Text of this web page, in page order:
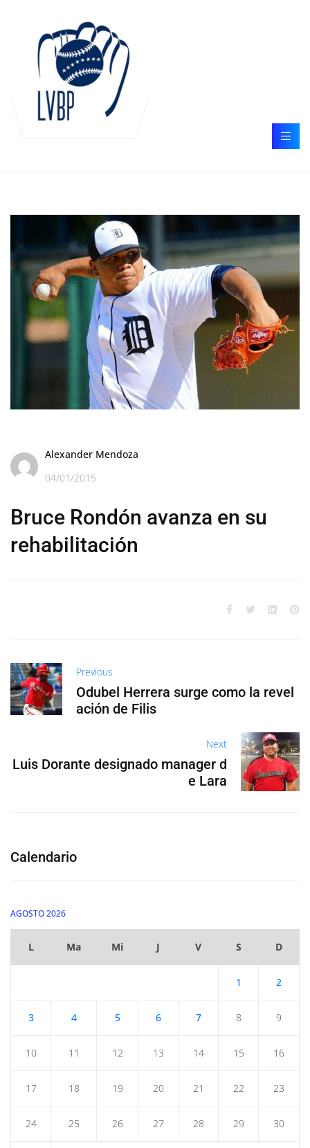
Alexander Mendoza
04/01/2015
Bruce Rondón avanza en su
rehabilitación
Previous
Odubel Herrera surge como la revel
ación de Filis
Next
Luis Dorante designado manager d
e Lara
Calendario
AGOSTO 2026
L Ma Mi J V S D
1 2
3 4 5 6 7 8 9
10 11 12 13 14 15 16
17 18 19 20 21 22 23
24 25 26 27 28 29 30